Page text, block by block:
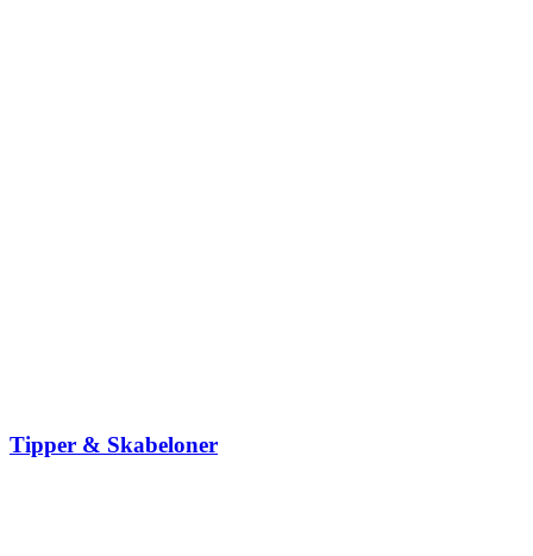
Tipper & Skabeloner